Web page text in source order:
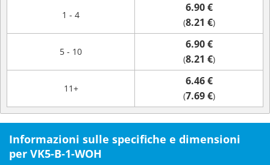
1 - 4
6.90 €
(8.21 €)
5 - 10
6.90 €
(8.21 €)
11+
6.46 €
(7.69 €)
Informazioni sulle specifiche e dimensioni
per VK5-B-1-WOH